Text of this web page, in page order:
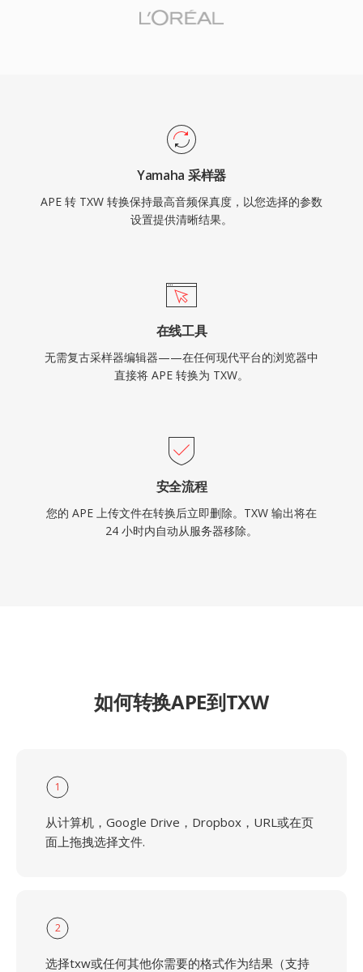
Yamaha 采样器
APE 转 TXW 转换保持最高音频保真度，以您选择的参数
设置提供清晰结果。
在线工具
无需复古采样器编辑器——在任何现代平台的浏览器中
直接将 APE 转换为 TXW。
安全流程
您的 APE 上传文件在转换后立即删除。TXW 输出将在
24 小时内自动从服务器移除。
如何转换APE到TXW
1
从计算机，Google Drive，Dropbox，URL或在页
面上拖拽选择文件.
2
选择txw或任何其他你需要的格式作为结果（支持